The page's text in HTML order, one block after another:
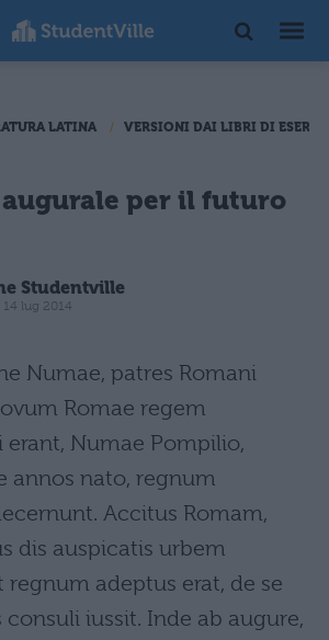
LATINA VERSIONI DAI LIBRI DI
per il futuro
Studentville
lug 2014
Numae, patres Romani
Romae regem
Numae Pompilio,
annos nato, regnum
Accitus Romam,
dis auspicatis urbem
regnum adeptus erat, de se
iussit. Inde ab augure,